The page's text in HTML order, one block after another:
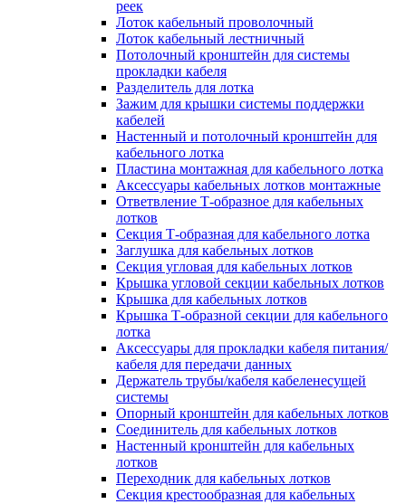
реек
Лоток кабельный проволочный
Лоток кабельный лестничный
Потолочный кронштейн для системы
прокладки кабеля
Разделитель для лотка
Зажим для крышки системы поддержки
кабелей
Настенный и потолочный кронштейн для
кабельного лотка
Пластина монтажная для кабельного лотка
Аксессуары кабельных лотков монтажные
Ответвление Т-образное для кабельных
лотков
Секция Т-образная для кабельного лотка
Заглушка для кабельных лотков
Секция угловая для кабельных лотков
Крышка угловой секции кабельных лотков
Крышка для кабельных лотков
Крышка Т-образной секции для кабельного
лотка
Аксессуары для прокладки кабеля питания/
кабеля для передачи данных
Держатель трубы/кабеля кабеленесущей
системы
Опорный кронштейн для кабельных лотков
Соединитель для кабельных лотков
Настенный кронштейн для кабельных
лотков
Переходник для кабельных лотков
Секция крестообразная для кабельных